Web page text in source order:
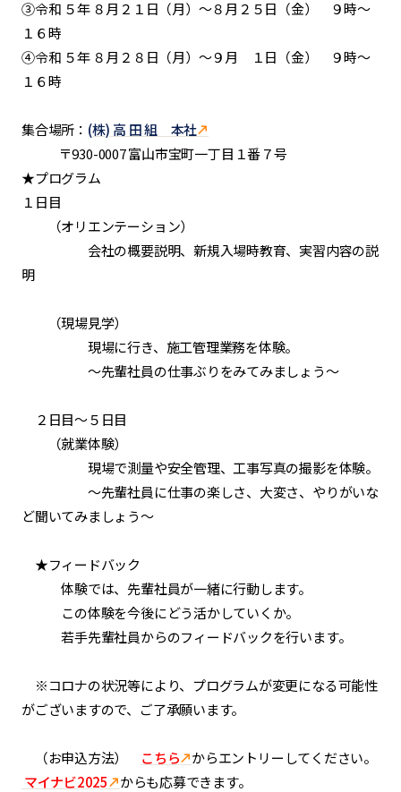
③令和 ５年 ８月２１日（月）～８月２５日（金） ９時～
１６時
④令和 ５年 ８月２８日（月）～９月 １日（金） ９時～
１６時
集合場所： (株) 高 田 組 本社
〒930-0007 富山市宝町一丁目１番７号
★プログラム
１日目
（オリエンテーション）
会社の概要説明、新規入場時教育、実習内容の説
明
（現場見学）
現場に行き、施工管理業務を体験。
～先輩社員の仕事ぶりをみてみましょう～
２日目～５日目
（就業体験）
現場で測量や安全管理、工事写真の撮影を体験。
～先輩社員に仕事の楽しさ、大変さ、やりがいな
ど聞いてみましょう～
★フィードバック
体験では、先輩社員が一緒に行動します。
この体験を今後にどう活かしていくか。
若手先輩社員からのフィードバックを行います。
※コロナの状況等により、プログラムが変更になる可能性
がございますので、ご了承願います。
（お申込方法） こちら
からエントリーしてください。
マイナビ2025
からも応募できます。